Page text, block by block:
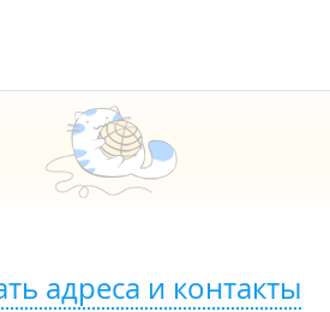
адреса и контакты